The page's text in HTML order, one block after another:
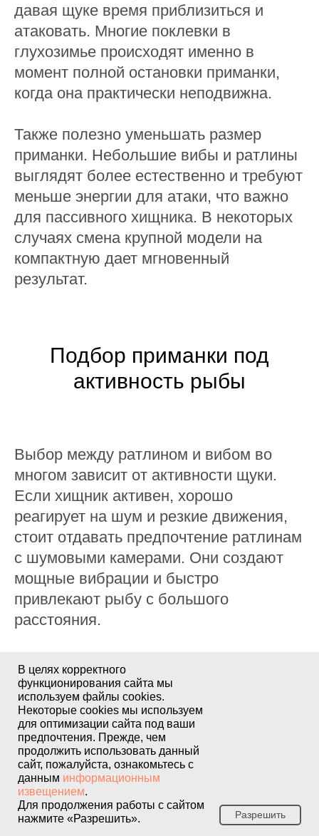
давая щуке время приблизиться и
атаковать. Многие поклевки в
глухозимье происходят именно в
момент полной остановки приманки,
когда она практически неподвижна.
Также полезно уменьшать размер
приманки. Небольшие вибы и ратлины
выглядят более естественно и требуют
меньше энергии для атаки, что важно
для пассивного хищника. В некоторых
случаях смена крупной модели на
компактную дает мгновенный
результат.
Подбор приманки под
активность рыбы
Выбор между ратлином и вибом во
многом зависит от активности щуки.
Если хищник активен, хорошо
реагирует на шум и резкие движения,
стоит отдавать предпочтение ратлинам
с шумовыми камерами. Они создают
мощные вибрации и быстро
привлекают рыбу с большого
расстояния.
Если же щука пассивна и осторожна,
лучше использовать вибы или тихие
ратлины без шумовых элементов.
Такая приманка работает мягче и не
вызывает подозрений. Часто именно
«тихая» игра оказывается более
результативной в сложных условиях.
Опытные рыболовы всегда имеют в
В целях корректного
функционирования сайта мы
используем файлы cookies.
Некоторые cookies мы используем
для оптимизации сайта под ваши
предпочтения. Прежде, чем
продолжить использовать данный
сайт, пожалуйста, ознакомьтесь с
данным информационным
извещением.
Для продолжения работы с сайтом
нажмите «Разрешить».
Разрешить